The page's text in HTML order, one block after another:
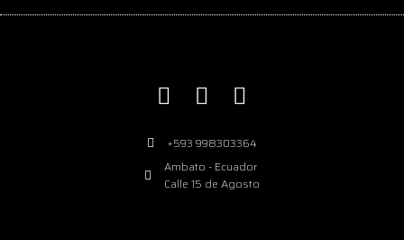
+593 998303364
Ambato - Ecuador
Calle 15 de Agosto